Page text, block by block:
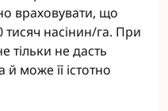
враховувати, що
тисяч насінин/га. При
тільки не дасть
може її істотно